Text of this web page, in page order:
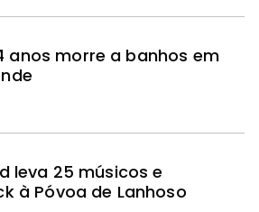
anos morre a banhos em
leva 25 músicos e
à Póvoa de Lanhoso